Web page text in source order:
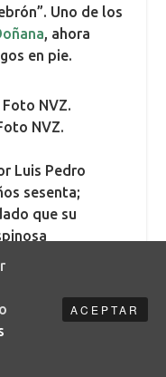
Uno de los
, ahora
en pie.
NVZ.
Luis Pedro
sesenta;
que su
de Coto del
por la zona.
ACEPTAR